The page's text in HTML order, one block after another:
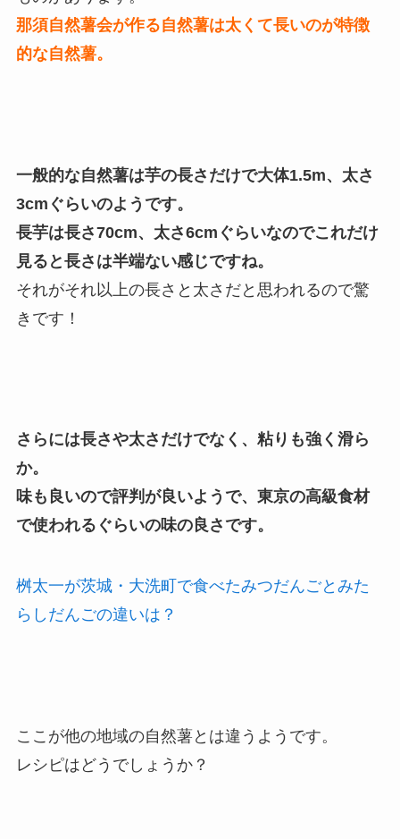
那須自然薯会が作る自然薯は太くて長いのが特徴
的な自然薯。
一般的な自然薯は芋の長さだけで大体1.5m、太さ
3cmぐらいのようです。
長芋は長さ70cm、太さ6cmぐらいなのでこれだけ
見ると長さは半端ない感じですね。
それがそれ以上の長さと太さだと思われるので驚
きです！
さらには長さや太さだけでなく、粘りも強く滑ら
か。
味も良いので評判が良いようで、東京の高級食材
で使われるぐらいの味の良さです。
桝太一が茨城・大洗町で食べたみつだんごとみた
らしだんごの違いは？
ここが他の地域の自然薯とは違うようです。
レシピはどうでしょうか？